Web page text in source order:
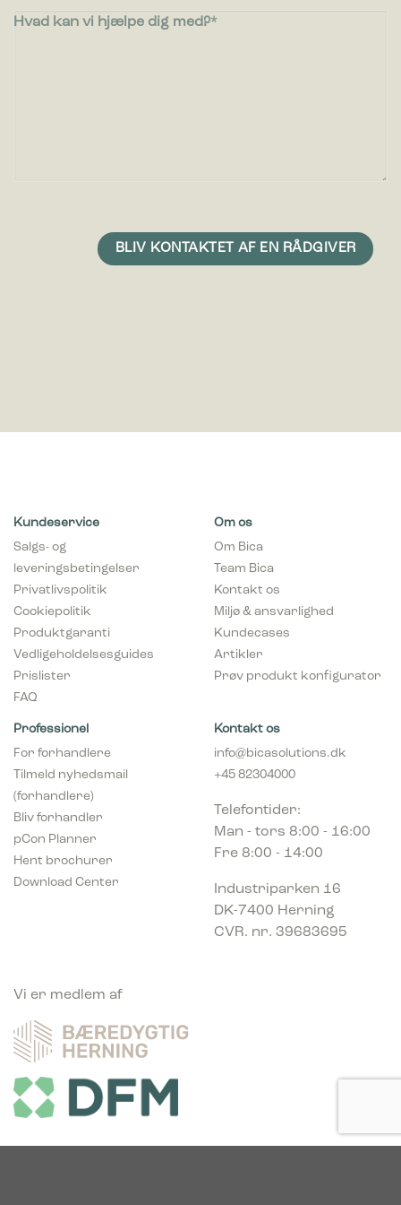
Hvad kan vi hjælpe dig med?
Kundeservice
Salgs- og
leveringsbetingelser
Privatlivspolitik
Cookiepolitik
Produktgaranti
Vedligeholdelsesguides
Prislister
FAQ
Om os
Om Bica
Team Bica
Kontakt os
Miljø & ansvarlighed
Kundecases
Artikler
Prøv produkt konfigurator
Professionel
For forhandlere
Tilmeld nyhedsmail
(forhandlere)
Bliv forhandler
pCon Planner
Hent brochurer
Download Center
Kontakt os
info@bicasolutions.dk
+45 82304000
Telefontider:
Man - tors 8:00 - 16:00
Fre 8:00 - 14:00
Industriparken 16
DK-7400 Herning
CVR. nr. 39683695
Vi er medlem af